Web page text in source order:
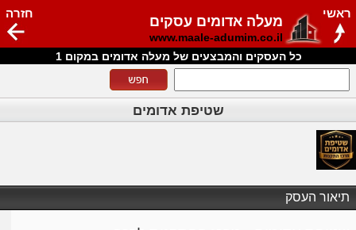
מעלה אדומים עסקים
www.maale-adumim.co.il
חזרה ראשי
כל העסקים והמבצעים של מעלה אדומים במקום 1
שטיפת אדומים
תיאור העסק